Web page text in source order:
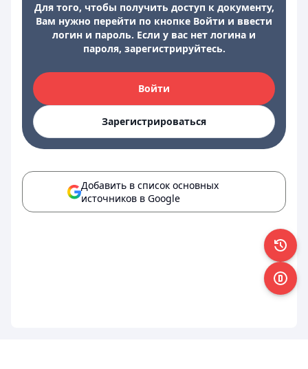
Для того, чтобы получить доступ к документу,
Вам нужно перейти по кнопке Войти и ввести
логин и пароль. Если у вас нет логина и
пароля, зарегистрируйтесь.
Войти
Зарегистрироваться
Добавить в список основных
источников в Google